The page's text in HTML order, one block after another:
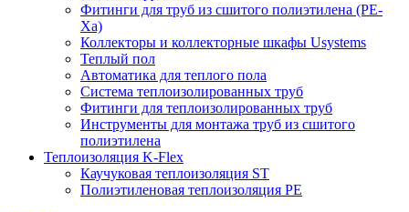
Фитинги для труб из сшитого полиэтилена (PE-
Xa)
Коллекторы и коллекторные шкафы Usystems
Теплый пол
Автоматика для теплого пола
Система теплоизолированных труб
Фитинги для теплоизолированных труб
Инструменты для монтажа труб из сшитого
полиэтилена
Теплоизоляция K-Flex
Каучуковая теплоизоляция ST
Полиэтиленовая теплоизоляция PE